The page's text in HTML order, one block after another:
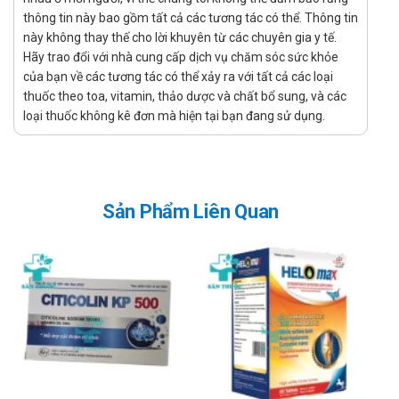
Đau ngực
Huyết áp thấp.
Chống chỉ định của Solecard
Không dùng cho người mẫn cảm với bất cứ thành phần nào
của sản phẩm.
Lưu ý khi sử dụng Solecard
Sử dụng đúng theo liều lượng được nhà sản xuất khuyến cáo
hoặc do chuyên gia khuyên dùng.
Kiểm tra kĩ hạn sử dụng và đọc kỹ hướng dẫn sử dụng trước
khi dùng.
Nếu bao bì và viên uống bị móp méo, vỡ, biến màu,… tuyệt đối
không được sử dụng.
Sản phẩm này không phải là thuốc, không có tác dụng thay
thông tin này bao gồm tất cả các tương tác có thể. Thông tin
này không thay thế cho lời khuyên từ các chuyên gia y tế.
Hãy trao đổi với nhà cung cấp dịch vụ chăm sóc sức khỏe
của bạn về các tương tác có thể xảy ra với tất cả các loại
thuốc theo toa, vitamin, thảo dược và chất bổ sung, và các
loại thuốc không kê đơn mà hiện tại bạn đang sử dụng.
Sản Phẩm Liên Quan